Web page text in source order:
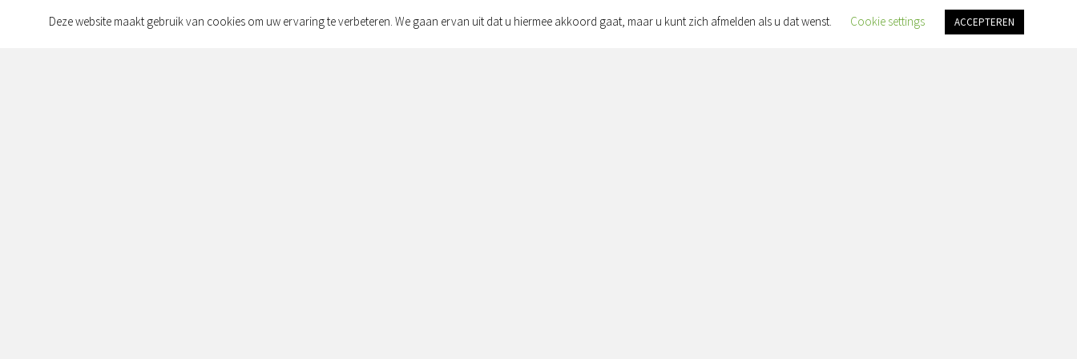
Contact
Deze website maakt gebruik van cookies om uw ervaring te verbeteren. We gaan ervan uit dat u hiermee akkoord gaat, maar u kunt zich afmelden als u dat wenst. Cookie settings ACCEPTEREN